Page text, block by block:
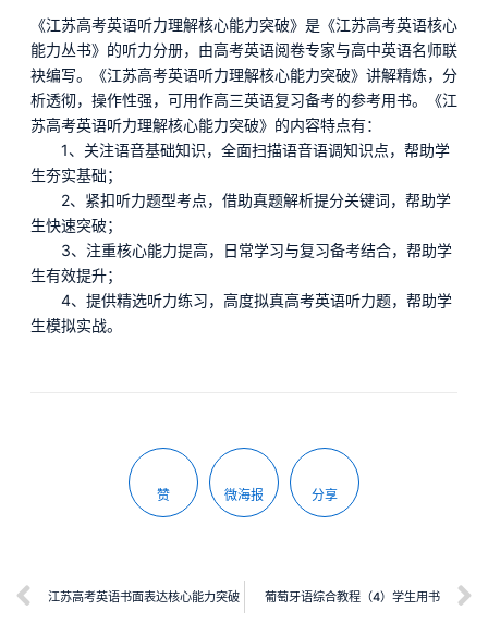
《江苏高考英语听力理解核心能力突破》是《江苏高考英语核心
能力丛书》的听力分册，由高考英语阅卷专家与高中英语名师联
袂编写。《江苏高考英语听力理解核心能力突破》讲解精炼，分
析透彻，操作性强，可用作高三英语复习备考的参考用书。《江
苏高考英语听力理解核心能力突破》的内容特点有：
1、关注语音基础知识，全面扫描语音语调知识点，帮助学
生夯实基础；
2、紧扣听力题型考点，借助真题解析提分关键词，帮助学
生快速突破；
3、注重核心能力提高，日常学习与复习备考结合，帮助学
生有效提升；
4、提供精选听力练习，高度拟真高考英语听力题，帮助学
生模拟实战。
赞 微海报 分享
江苏高考英语书面表达核心能力突破 葡萄牙语综合教程（4）学生用书